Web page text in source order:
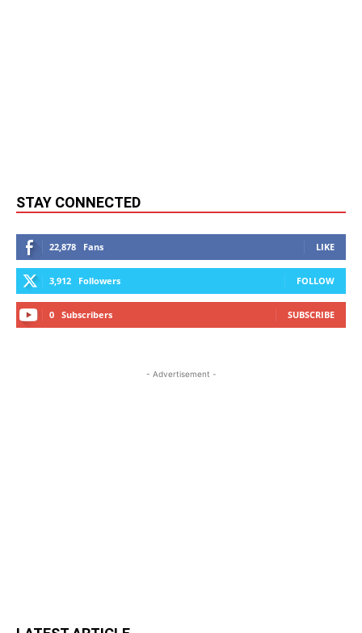
STAY CONNECTED
22,878 Fans LIKE
3,912 Followers FOLLOW
0 Subscribers SUBSCRIBE
- Advertisement -